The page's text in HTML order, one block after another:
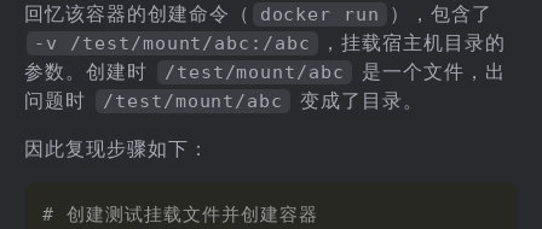
回忆该容器的创建命令（ docker run ），包含了
-v /test/mount/abc:/abc
，挂载宿主机目录的
参数。创建时
/test/mount/abc
是一个文件，出
问题时
/test/mount/abc 变成了目录。
因此复现步骤如下：
# 创建测试挂载文件并创建容器